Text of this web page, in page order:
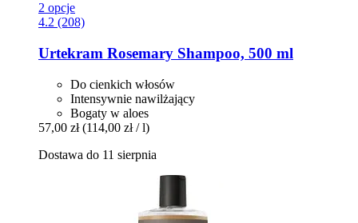
2 opcje
4.2 (208)
Urtekram Rosemary Shampoo, 500 ml
Do cienkich włosów
Intensywnie nawilżający
Bogaty w aloes
57,00 zł (114,00 zł / l)
Dostawa do 11 sierpnia